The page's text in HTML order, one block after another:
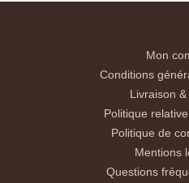
Mon
Conditions
Livraison
Politique
Politique de
Mentions
Questions